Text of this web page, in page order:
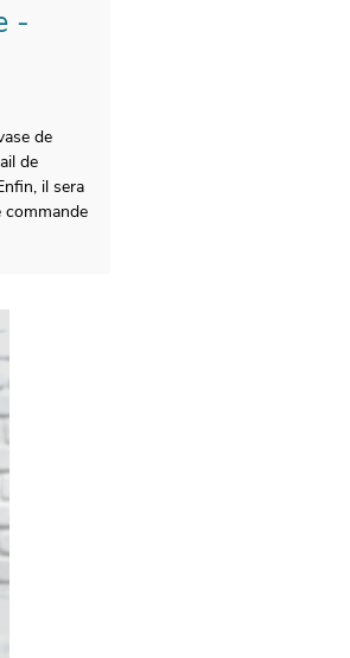
-
de
de
il sera